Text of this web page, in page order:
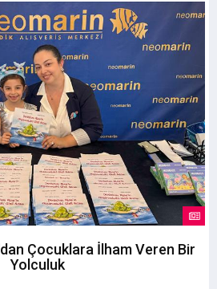
Çocuklara İlham Veren Bir
Yolculuk